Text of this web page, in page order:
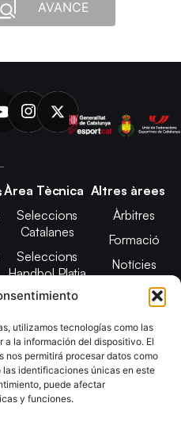
utilizamos tecnologías como las
la información del dispositivo. El
permitirá procesar datos como
identificaciones únicas en este
puede afectar
y funciones.
AVANCE
Àrea Tècnica
Seleccions
Catalanes
Seleccions
Handbol Platja
Tecnificació
CATH
Promoció
Altres àrees
Àrbitres
Formació
Notícies
Adreces de
contacte